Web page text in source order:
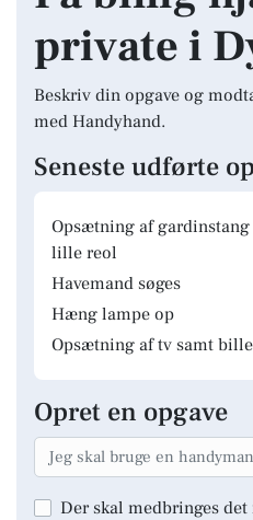
private i
Beskriv din opgave og
med Handyhand.
Seneste udførte
Opsætning af
lille reol
Havemand søges
Hæng lampe op
Opsætning af tv samt
Opret en opgave
Der skal medbringes